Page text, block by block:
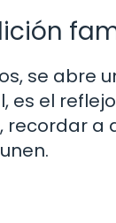
se abre
es el
recordar a